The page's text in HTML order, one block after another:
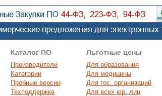
Каталог ПО
Производители
Категории
Пробные версии
Техподдержка
Льготные цены
Для образования
Для медицины
Для гос. организаций
Для всех юр. лиц